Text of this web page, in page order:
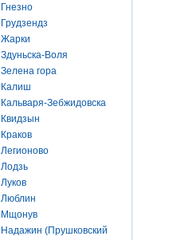
Гнезно
Грудзендз
Жарки
Здуньска-Воля
Зелена гора
Калиш
Кальваря-Зебжидовска
Квидзын
Краков
Легионово
Лодзь
Луков
Люблин
Мщонув
Надажин (Прушковский